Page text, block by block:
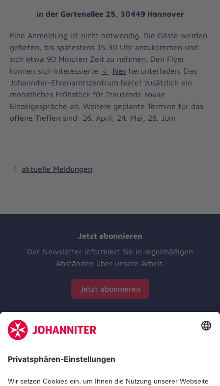
in der Gartenallee 25, 30449 Hannover
Eine Anmeldung ist nicht notwendig. Die Gäste werden
gebeten, bis spätestens 15:30 Uhr anzukommen und
sich etwa 90 Minuten Zeit zu nehmen. Den Flyer
können sich Interessierte
hier herunterladen. Das
Johanniter-Ehrenamtszentrum bietet zusätzlich ein
monatliches Frühstück für Trauernde sowie
Einzelgespräche an. Weitere geplante Termine für das
offene Treffen sind: 26. April, 24. Mai, 28. Juni
aktuelle Meldungen
Jetzt abonnieren
Der Newsletter informiert Sie in regelmäßigen
Abständen über unsere Arbeit.
Jetzt abonnieren
Zertifizierung der Johanniter-Unfall-Hilfe e.V.